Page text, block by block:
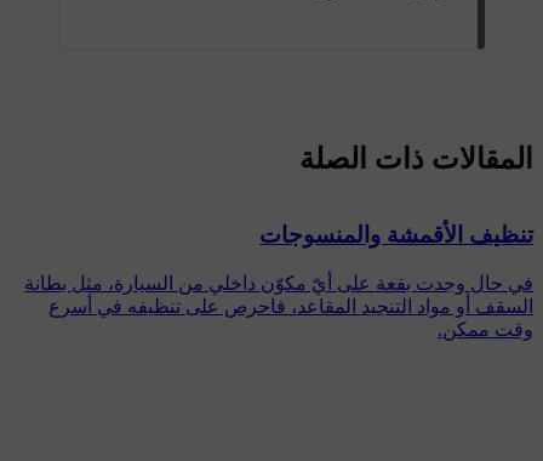
المقالات ذات الصلة
تنظيف الأقمشة والمنسوجات
في حال وجدت بقعة على أيّ مكوّن داخلي من السيارة، مثل بطانة
السقف أو مواد التنجيد المقاعد، فاحرص على تنظيفه في أسرع
وقت ممكن.